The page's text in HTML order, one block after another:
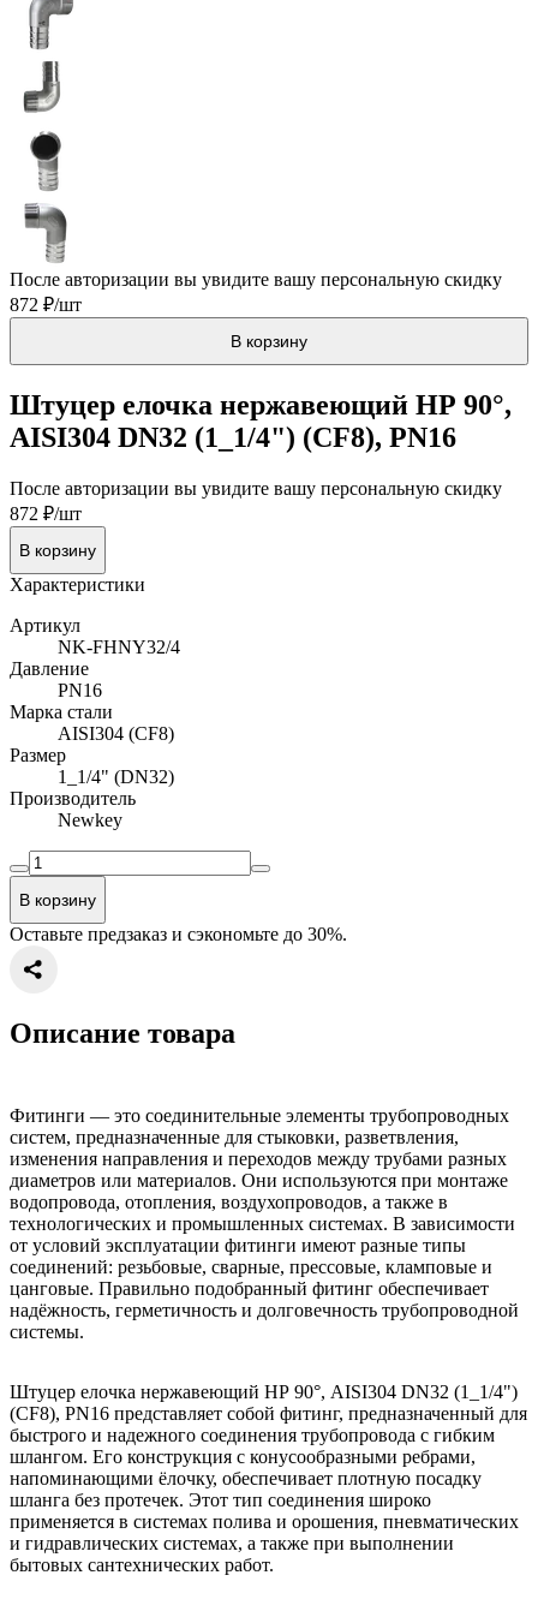
После авторизации вы увидите вашу персональную скидку
872 ₽/шт
В корзину
Штуцер елочка нержавеющий НР 90°,
AISI304 DN32 (1_1/4") (CF8), PN16
После авторизации вы увидите вашу персональную скидку
872 ₽/шт
В корзину
Характеристики
Артикул
NK-FHNY32/4
Давление
PN16
Марка стали
AISI304 (CF8)
Размер
1_1/4" (DN32)
Производитель
Newkey
В корзину
Оставьте предзаказ и сэкономьте до 30%.
Описание товара
Штуцер елочка нержавеющий НР 90°, AISI304 DN32 (1_1/4")
(CF8), PN16 представляет собой фитинг, предназначенный для
быстрого и надежного соединения трубопровода с гибким
шлангом. Его конструкция с конусообразными ребрами,
напоминающими ёлочку, обеспечивает плотную посадку
шланга без протечек. Этот тип соединения широко
применяется в системах полива и орошения, пневматических
и гидравлических системах, а также при выполнении
бытовых сантехнических работ.
Фитинги — это соединительные элементы трубопроводных
систем, предназначенные для стыковки, разветвления,
изменения направления и переходов между трубами разных
диаметров или материалов. Они используются при монтаже
водопровода, отопления, воздухопроводов, а также в
технологических и промышленных системах. В зависимости
от условий эксплуатации фитинги имеют разные типы
соединений: резьбовые, сварные, прессовые, кламповые и
цанговые. Правильно подобранный фитинг обеспечивает
надёжность, герметичность и долговечность трубопроводной
системы.